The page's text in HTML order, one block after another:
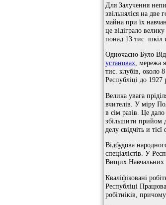
Для Залучення
звільняліся на две
майна при їх
це відіграло
понад 13 тис. шкіл
Одночасно Було
установах, мережа
тис. клубів, около
Республіці до 1927
Велика увага
вчителів. У міру
в сім разів. Це
збільшити прийом
делу свідчіть и
Відбудова
спеціалістів. У
Вищих Навчальних
Кваліфіковані
Республіці
робітніків,